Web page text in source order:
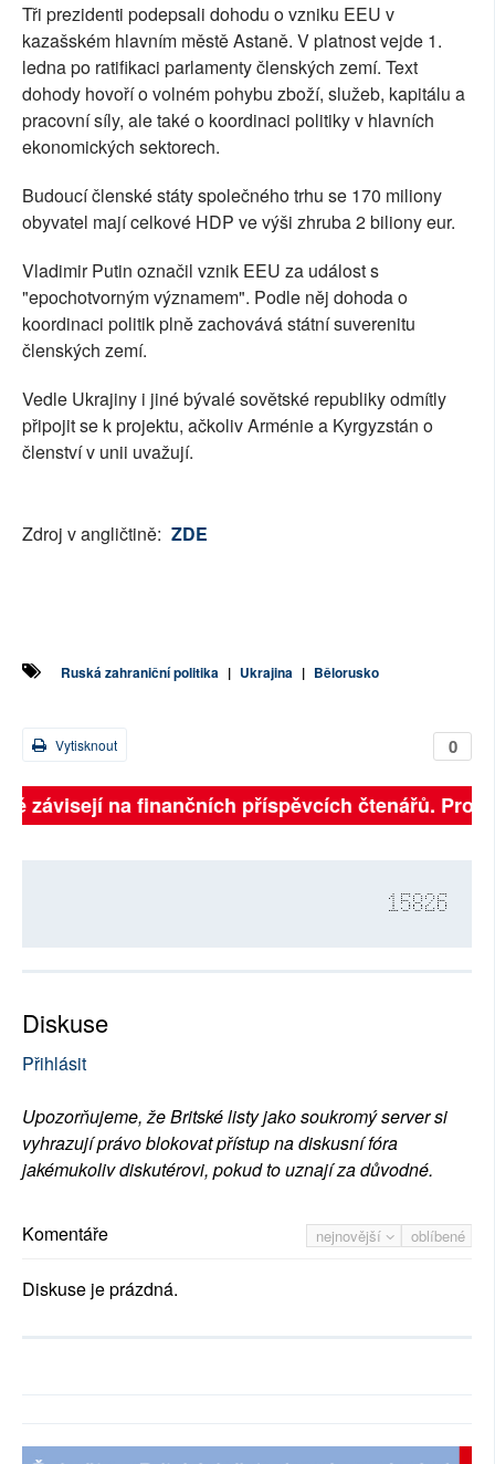
Tři prezidenti podepsali dohodu o vzniku EEU v
kazašském hlavním městě Astaně. V platnost vejde 1.
ledna po ratifikaci parlamenty členských zemí. Text
dohody hovoří o volném pohybu zboží, služeb, kapitálu a
pracovní síly, ale také o koordinaci politiky v hlavních
ekonomických sektorech.
Budoucí členské státy společného trhu se 170 miliony
obyvatel mají celkové HDP ve výši zhruba 2 biliony eur.
Vladimir Putin označil vznik EEU za událost s
"epochotvorným významem". Podle něj dohoda o
koordinaci politik plně zachovává státní suverenitu
členských zemí.
Vedle Ukrajiny i jiné bývalé sovětské republiky odmítly
připojit se k projektu, ačkoliv Arménie a Kyrgyzstán o
členství v unii uvažují.
Zdroj v angličtině: ZDE
Ruská zahraniční politika | Ukrajina | Bělorusko
0
Vytisknout
závisejí na finančních příspěvcích čtenářů.
15826
Diskuse
Přihlásit
Upozorňujeme, že Britské listy jako soukromý server si
vyhrazují právo blokovat přístup na diskusní fóra
jakémukoliv diskutérovi, pokud to uznají za důvodné.
nejnovější oblíbené
Komentáře
Diskuse je prázdná.